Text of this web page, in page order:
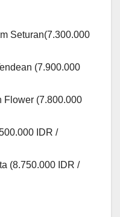
Seturan(7.300.000
(7.900.000
Flower (7.800.000
IDR /
(8.750.000 IDR /